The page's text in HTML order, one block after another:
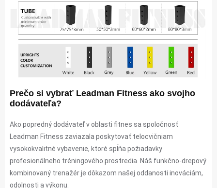
Prečo si vybrať Leadman Fitness ako svojho
dodávateľa?
Ako popredný dodávateľ v oblasti fitnes sa spoločnosť
Leadman Fitness zaviazala poskytovať telocvičniam
vysokokvalitné vybavenie, ktoré spĺňa požiadavky
profesionálneho tréningového prostredia. Náš funkčno-drepový
kombinovaný trenažér je dôkazom našej oddanosti inováciám,
odolnosti a výkonu.